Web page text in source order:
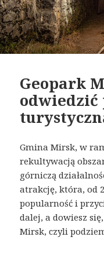
Geopark
odwiedzić
Gmina Mirsk, w
rekultywacją
górniczą
atrakcję, która, od
popularność i
dalej, a dowiesz
Mirsk, czyli